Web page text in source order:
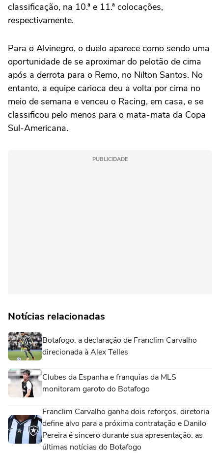
classificação, na 10.ª e 11.ª colocações,
respectivamente.
Para o Alvinegro, o duelo aparece como sendo uma
oportunidade de se aproximar do pelotão de cima
após a derrota para o Remo, no Nilton Santos. No
entanto, a equipe carioca deu a volta por cima no
meio de semana e venceu o Racing, em casa, e se
classificou pelo menos para o mata-mata da Copa
Sul-Americana.
PUBLICIDADE
Notícias relacionadas
Botafogo: a declaração de Franclim Carvalho
direcionada à Alex Telles
Clubes da Espanha e franquias da MLS
monitoram garoto do Botafogo
Franclim Carvalho ganha dois reforços, diretoria
define alvo para a próxima contratação e Danilo
Pereira é sincero durante sua apresentação: as
últimas notícias do Botafogo